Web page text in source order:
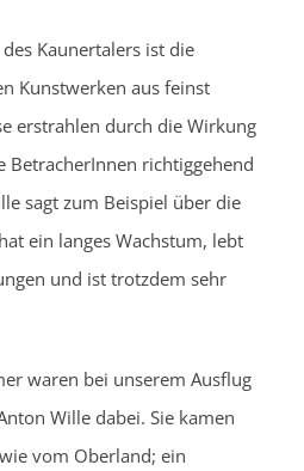
Kaunertalers ist die
Kunstwerken aus feinst
erstrahlen durch die Wirkung
BetracherInnen richtiggehend
sagt zum Beispiel über die
ein langes Wachstum, lebt
und ist trotzdem sehr
waren bei unserem Ausflug
Wille dabei. Sie kamen
vom Oberland; ein